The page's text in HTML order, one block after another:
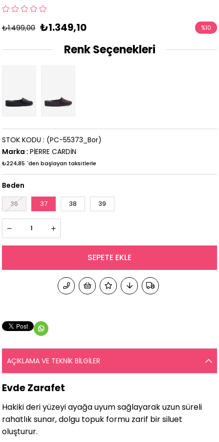
₺1.499,00 ₺1.349,10 %10
Renk Seçenekleri
(PC-55373_Bor)
STOK KODU
Marka : PİERRE CARDİN
₺224,85 `den başlayan taksitlerle
Beden
36 37 38 39
AÇIKLAMA VE TEKNIK BILGILER
Evde Zarafet
Hakiki deri yüzeyi ayağa uyum sağlayarak uzun süreli
rahatlık sunar, dolgu topuk formu zarif bir siluet
oluşturur.